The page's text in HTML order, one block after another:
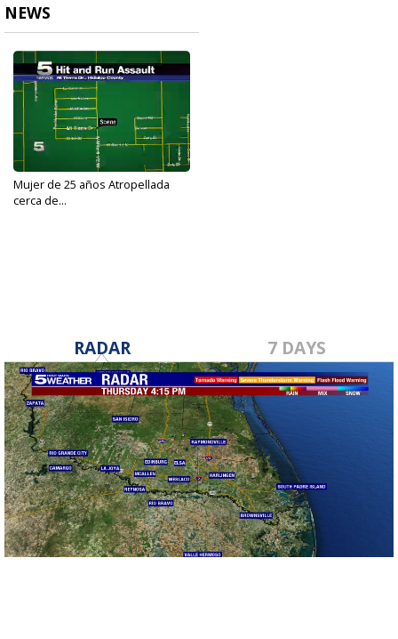
NEWS
Mujer de 25 años Atropellada
cerca de...
RADAR 7 DAYS